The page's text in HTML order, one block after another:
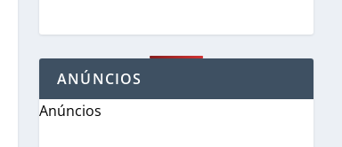
ANÚNCIOS
Anúncios